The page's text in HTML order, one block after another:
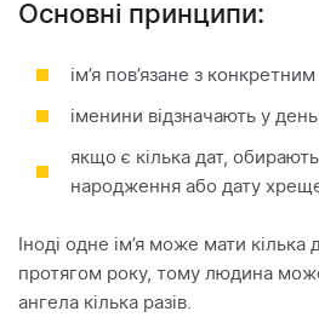
Основні принципи:
ім’я пов’язане з
іменини відзначають у день
якщо є кілька дат,
народження або дату
Іноді одне ім’я може мати кілька
протягом року, тому людина
ангела кілька разів.